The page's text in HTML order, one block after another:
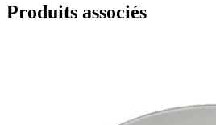
Produits associés